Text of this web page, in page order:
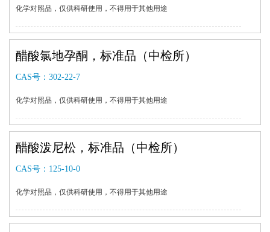
化学对照品，仅供科研使用，不得用于其他用途
醋酸氯地孕酮，标准品（中检所）
CAS号： 302-22-7
化学对照品，仅供科研使用，不得用于其他用途
醋酸泼尼松，标准品（中检所）
CAS号： 125-10-0
化学对照品，仅供科研使用，不得用于其他用途